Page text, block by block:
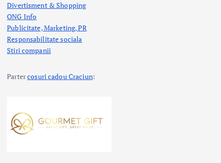
Divertisment & Shopping
ONG Info
Publicitate, Marketing, PR
Responsabilitate sociala
Stiri companii
Partercosuri cadou Craciun: